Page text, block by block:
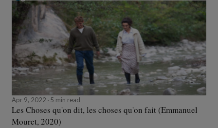
Apr 9, 2022 5 min read
Les Choses qu'on dit, les choses qu'on fait (Emmanuel
Mouret, 2020)